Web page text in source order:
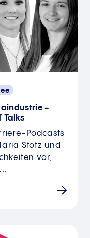
-
Talks
Podcasts
Stotz und
vor,